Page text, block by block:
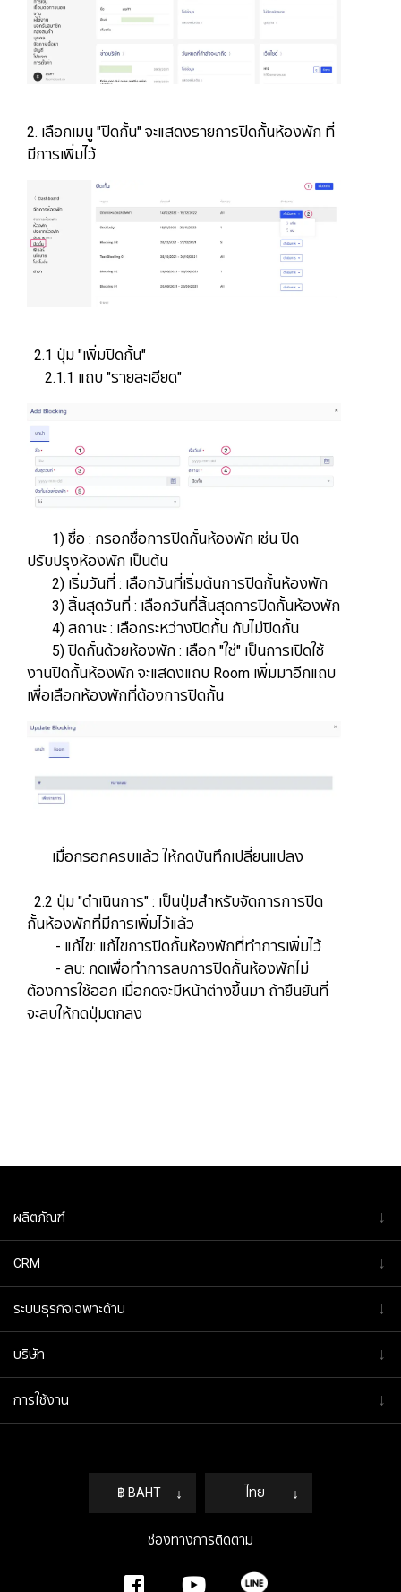
2. เลือกเมนู "ปิดกั้น" จะแสดงรายการปิดกั้นห้องพัก ที่
มีการเพิ่มไว้
2.1 ปุ่ม "เพิ่มปิดกั้น"
2.1.1 แถบ "รายละเอียด"
1) ชื่อ : กรอกชื่อการปิดกั้นห้องพัก เช่น ปิด
ปรับปรุงห้องพัก เป็นต้น
2) เริ่มวันที่ : เลือกวันที่เริ่มต้นการปิดกั้นห้องพัก
3) สิ้นสุดวันที่ : เลือกวันที่สิ้นสุดการปิดกั้นห้องพัก
4) สถานะ : เลือกระหว่างปิดกั้น กับไม่ปิดกั้น
5) ปิดกั้นด้วยห้องพัก : เลือก "ใช่" เป็นการเปิดใช้
งานปิดกั้นห้องพัก จะแสดงแถบ Room เพิ่มมาอีกแถบ
เพื่อเลือกห้องพักที่ต้องการปิดกั้น
เมื่อกรอกครบแล้ว ให้กดบันทึกเปลี่ยนแปลง
2.2 ปุ่ม "ดำเนินการ" : เป็นปุ่มสำหรับจัดการการปิด
กั้นห้องพักที่มีการเพิ่มไว้แล้ว
- แก้ไข: แก้ไขการปิดกั้นห้องพักที่ทำการเพิ่มไว้
​​​​​​​- ลบ: ​​​​​​​กดเพื่อทำการลบการปิดกั้นห้องพักไม่
ต้องการใช้ออก เมื่อกดจะมีหน้าต่างขึ้นมา ถ้ายืนยันที่
จะลบให้กดปุ่มตกลง
฿ BAHT ↓ ไทย ↓
ช่องทางการติดตาม
ผลิตภัณฑ์ ↓
CRM ↓
ระบบธุรกิจเฉพาะด้าน ↓
บริษัท ↓
การใช้งาน ↓